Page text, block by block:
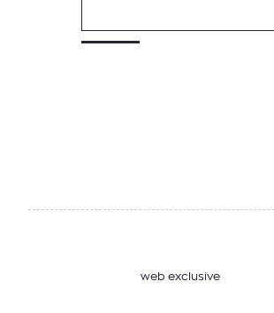
web exclusive